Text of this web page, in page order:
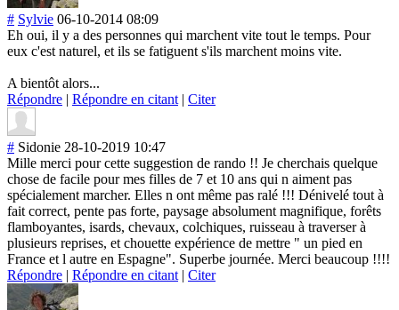
# Sylvie 06-10-2014 08:09
Eh oui, il y a des personnes qui marchent vite tout le temps. Pour
eux c'est naturel, et ils se fatiguent s'ils marchent moins vite.
A bientôt alors...
Répondre | Répondre en citant | Citer
# Sidonie 28-10-2019 10:47
Mille merci pour cette suggestion de rando !! Je cherchais quelque
chose de facile pour mes filles de 7 et 10 ans qui n aiment pas
spécialement marcher. Elles n ont même pas ralé !!! Dénivelé tout à
fait correct, pente pas forte, paysage absolument magnifique, forêts
flamboyantes, isards, chevaux, colchiques, ruisseau à traverser à
plusieurs reprises, et chouette expérience de mettre " un pied en
France et l autre en Espagne". Superbe journée. Merci beaucoup !!!!
Répondre | Répondre en citant | Citer